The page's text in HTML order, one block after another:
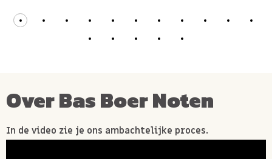
Over Bas Boer Noten
In de video zie je ons ambachtelijke proces.